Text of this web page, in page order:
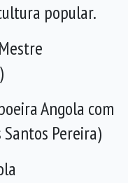
popular.
Angola com
Santos Pereira)